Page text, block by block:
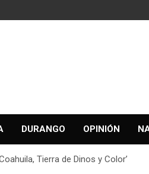
DURANGO OPINIÓN
Tierra de Dinos y Color’